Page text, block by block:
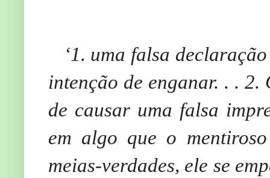
‘1. uma falsa
intenção de enganar. . .
de causar uma falsa
em algo que o
meias-verdades, ele se